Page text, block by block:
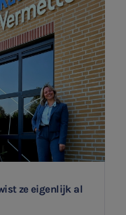

rondom
ze eigenlijk al